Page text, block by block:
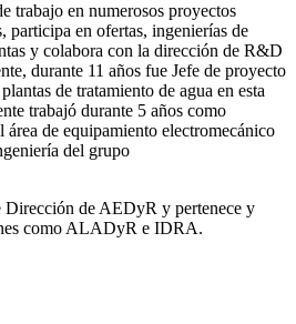
trabajo en numerosos proyectos
participa en ofertas, ingenierías de
y colabora con la dirección de R&D
durante 11 años fue Jefe de proyecto
de tratamiento de agua en esta
trabajó durante 5 años como
de equipamiento electromecánico
del grupo
Dirección de AEDyR y pertenece y
como ALADyR e IDRA.